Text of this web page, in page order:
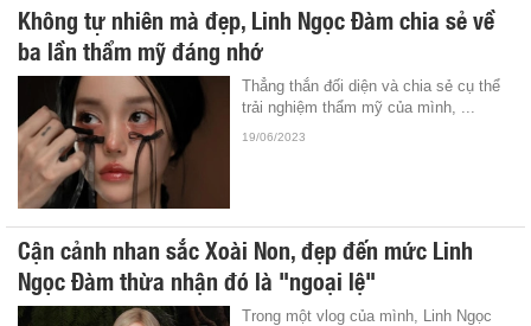
Không tự nhiên mà đẹp, Linh Ngọc Đàm chia sẻ về
ba lần thẩm mỹ đáng nhớ
Thẳng thắn đối diện và chia sẻ cụ thể
trải nghiệm thẩm mỹ của mình, ...
19/06/2023
Cận cảnh nhan sắc Xoài Non, đẹp đến mức Linh
Ngọc Đàm thừa nhận đó là "ngoại lệ"
Trong một vlog của mình, Linh Ngọc